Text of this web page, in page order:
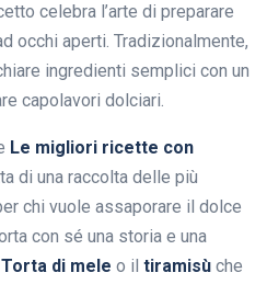
celebra l’arte di preparare
occhi aperti. Tradizionalmente,
ingredienti semplici con un
capolavori dolciari.
Le migliori ricette con
di una raccolta delle più
chi vuole assaporare il dolce
con sé una storia e una
Torta di mele o il tiramisù che